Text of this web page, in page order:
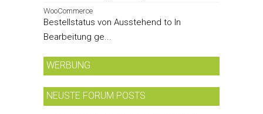
WooCommerce
Bestellstatus von Ausstehend to In
Bearbeitung ge...
WERBUNG
NEUSTE FORUM POSTS